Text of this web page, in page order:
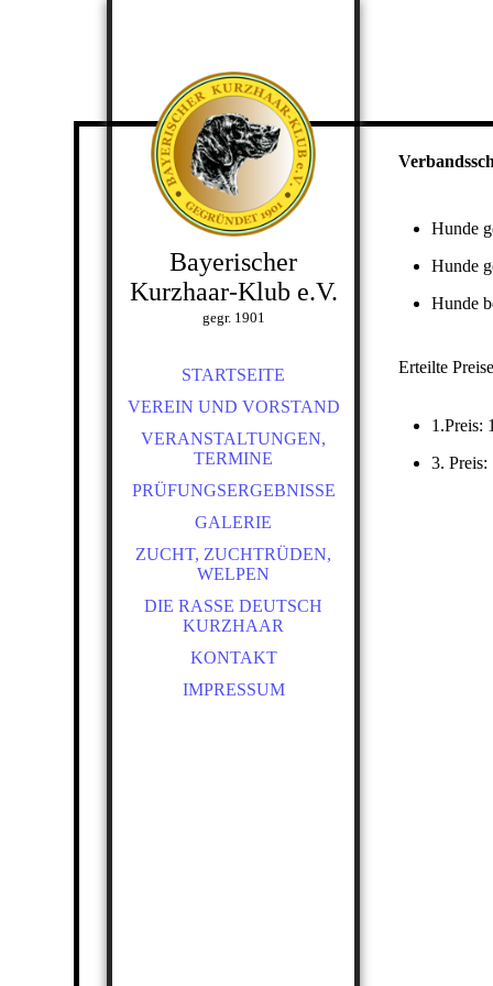
Bayerischer
Kurzhaar-Klub e.V.
gegr. 1901
STARTSEITE
VEREIN UND VORSTAND
VERANSTALTUNGEN,
TERMINE
PRÜFUNGSERGEBNISSE
GALERIE
ZUCHT, ZUCHTRÜDEN,
WELPEN
DIE RASSE DEUTSCH
KURZHAAR
KONTAKT
IMPRESSUM
Hunde
Hunde
Hunde
Erteilte
1.Preis: 1
3. Preis: